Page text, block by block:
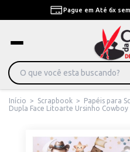
Pague em Até 6x
Início > Scrapbook > Papéis para
Dupla Face Litoarte Ursinho Cowboy